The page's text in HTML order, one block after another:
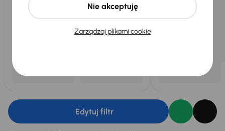
Edytuj filtr
Zarządzaj plikami cookie
Nie akceptuję